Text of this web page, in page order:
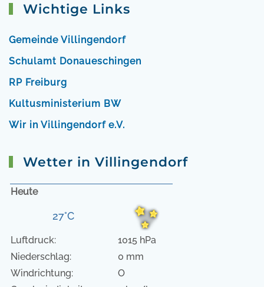
Wichtige Links
Gemeinde Villingendorf
Schulamt Donaueschingen
RP Freiburg
Kultusministerium BW
Wir in Villingendorf e.V.
Wetter in Villingendorf
Heute
27°C
Luftdruck:
1015 hPa
Niederschlag:
0 mm
Windrichtung:
O